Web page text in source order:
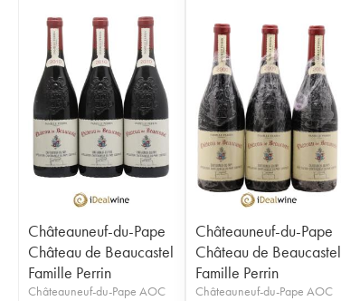
Châteauneuf-du-Pape
Château de Beaucastel
Famille Perrin
Châteauneuf-du-Pape AOC
Châteauneuf-du-Pape
Château de Beaucastel
Famille Perrin
Châteauneuf-du-Pape AOC